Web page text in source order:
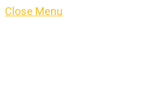
Close Menu